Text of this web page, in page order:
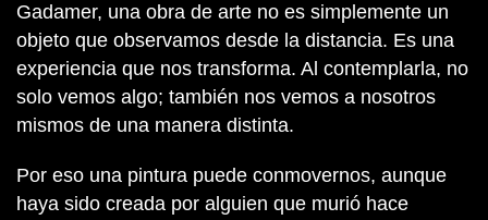
Gadamer, una obra de arte no es simplemente un
objeto que observamos desde la distancia. Es una
experiencia que nos transforma. Al contemplarla, no
solo vemos algo; también nos vemos a nosotros
mismos de una manera distinta.
Por eso una pintura puede conmovernos, aunque
haya sido creada por alguien que murió hace